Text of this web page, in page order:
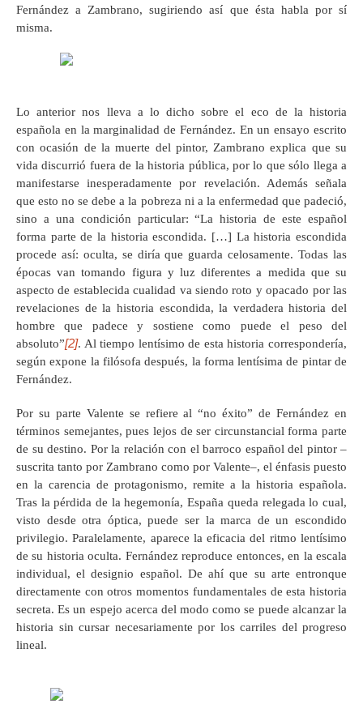
Fernández a Zambrano, sugiriendo así que ésta habla por sí
misma.
Lo anterior nos lleva a lo dicho sobre el eco de la historia
española en la marginalidad de Fernández. En un ensayo escrito
con ocasión de la muerte del pintor, Zambrano explica que su
vida discurrió fuera de la historia pública, por lo que sólo llega a
manifestarse inesperadamente por revelación. Además señala
que esto no se debe a la pobreza ni a la enfermedad que padeció,
sino a una condición particular: “La historia de este español
forma parte de la historia escondida. […] La historia escondida
procede así: oculta, se diría que guarda celosamente. Todas las
épocas van tomando figura y luz diferentes a medida que su
aspecto de establecida cualidad va siendo roto y opacado por las
revelaciones de la historia escondida, la verdadera historia del
hombre que padece y sostiene como puede el peso del
absoluto”[2]. Al tiempo lentísimo de esta historia correspondería,
según expone la filósofa después, la forma lentísima de pintar de
Fernández.
Por su parte Valente se refiere al “no éxito” de Fernández en
términos semejantes, pues lejos de ser circunstancial forma parte
de su destino. Por la relación con el barroco español del pintor –
suscrita tanto por Zambrano como por Valente–, el énfasis puesto
en la carencia de protagonismo, remite a la historia española.
Tras la pérdida de la hegemonía, España queda relegada lo cual,
visto desde otra óptica, puede ser la marca de un escondido
privilegio. Paralelamente, aparece la eficacia del ritmo lentísimo
de su historia oculta. Fernández reproduce entonces, en la escala
individual, el designio español. De ahí que su arte entronque
directamente con otros momentos fundamentales de esta historia
secreta. Es un espejo acerca del modo como se puede alcanzar la
historia sin cursar necesariamente por los carriles del progreso
lineal.